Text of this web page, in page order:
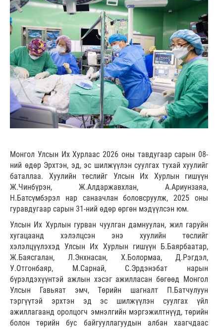
Монгол Улсын Их Хурлаас 2026 оны тавдугаар сарын 08-
ний өдөр Эрхтэн, эд, эс шилжүүлэн суулгах тухай хуулийг
баталлаа. Хуулийн төслийг Улсын Их Хурлын гишүүн
Ж.Чинбүрэн, Ж.Алдаржавхлан, А.Ариунзаяа,
Н.Батсүмбэрэл нар санаачлан боловсруулж, 2025 оны
гуравдугаар сарын 31-ний өдөр өргөн мэдүүлсэн юм.
Улсын Их Хурлын гурван чуулган дамнуулан, жил гаруйн
хугацаанд хэлэлцсэн энэ хуулийн төслийг
хэлэлцүүлэхэд Улсын Их Хурлын гишүүн Б.Баярбаатар,
Ж.Баясгалан, Л.Энхнасан, Х.Болормаа, Д.Рэгдэл,
У.Отгонбаяр, М.Сарнай, С.Эрдэнэбат нарын
бүрэлдэхүүнтэй ажлын хэсэг ажилласан бөгөөд Монгол
Улсын Гавьяат эмч, Төрийн шагналт П.Батчулуун
тэргүүтэй эрхтэн эд эс шилжүүлэн суулгах үйл
ажиллагаанд оролцогч эмнэлгийн мэргэжилтнүүд, төрийн
болон төрийн бус байгууллагуудын албан хаагчдаас